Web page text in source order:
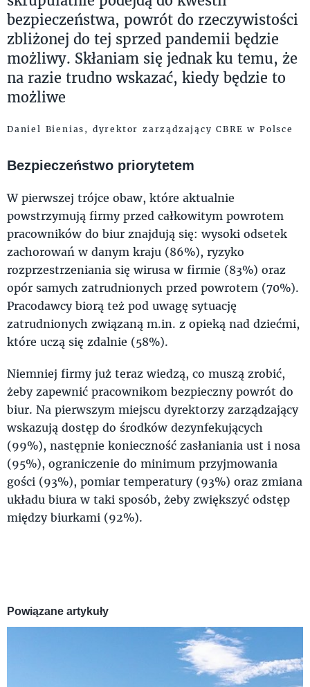
bezpieczeństwa, powrót do rzeczywistości
zbliżonej do tej sprzed pandemii będzie
możliwy. Skłaniam się jednak ku temu, że
na razie trudno wskazać, kiedy będzie to
możliwe
Daniel Bienias, dyrektor zarządzający CBRE w Polsce
Bezpieczeństwo priorytetem
W pierwszej trójce obaw, które aktualnie
powstrzymują firmy przed całkowitym powrotem
pracowników do biur znajdują się: wysoki odsetek
zachorowań w danym kraju (86%), ryzyko
rozprzestrzeniania się wirusa w firmie (83%) oraz
opór samych zatrudnionych przed powrotem (70%).
Pracodawcy biorą też pod uwagę sytuację
zatrudnionych związaną m.in. z opieką nad dziećmi,
które uczą się zdalnie (58%).
Niemniej firmy już teraz wiedzą, co muszą zrobić,
żeby zapewnić pracownikom bezpieczny powrót do
biur. Na pierwszym miejscu dyrektorzy zarządzający
wskazują dostęp do środków dezynfekujących
(99%), następnie konieczność zasłaniania ust i nosa
(95%), ograniczenie do minimum przyjmowania
gości (93%), pomiar temperatury (93%) oraz zmiana
układu biura w taki sposób, żeby zwiększyć odstęp
między biurkami (92%).
Powiązane artykuły